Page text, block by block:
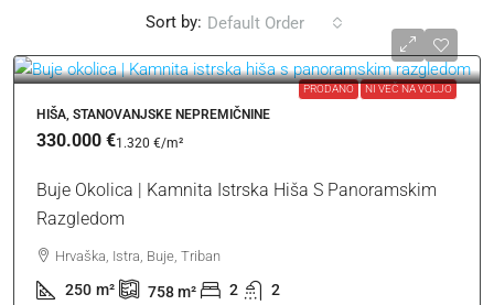
Sort by: Default Order
PRODANO NI VEČ NA VOLJO
HIŠA, STANOVANJSKE NEPREMIČNINE
330.000 €1.320 €/m²
Buje Okolica | Kamnita Istrska Hiša S Panoramskim
Razgledom
Hrvaška, Istra, Buje, Triban
250 m² 758m² 2 2